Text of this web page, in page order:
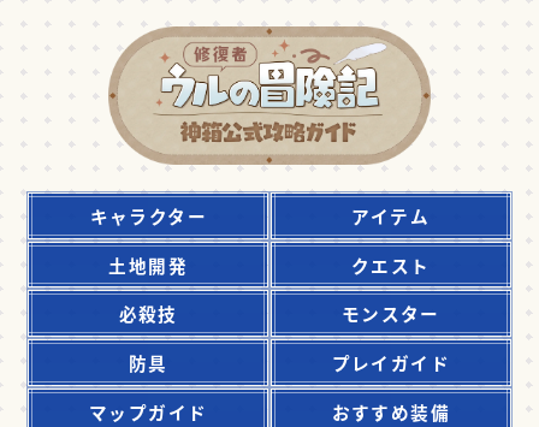
キャラクター
アイテム
土地開発
クエスト
必殺技
モンスター
防具
プレイガイド
マップガイド
おすすめ装備